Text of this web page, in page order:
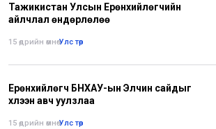
Тажикистан Улсын Ерөнхийлөгчийн
айлчлал өндөрлөлөө
15 өдрийн өмнө•Улс төр
Ерөнхийлөгч БНХАУ-ын Элчин сайдыг
хүлээн авч уулзлаа
15 өдрийн өмнө•Улс төр